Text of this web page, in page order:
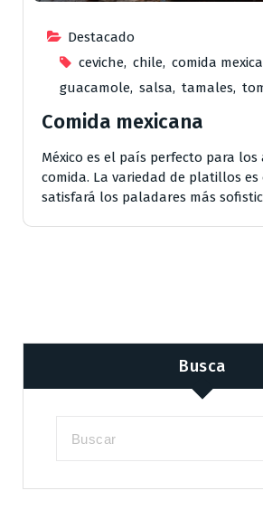
Destacado
ceviche, chile, comida
guacamole, salsa, tamales,
Comida mexicana
México es el país perfecto para
comida. La variedad de platillos es
satisfará los paladares más
Busca